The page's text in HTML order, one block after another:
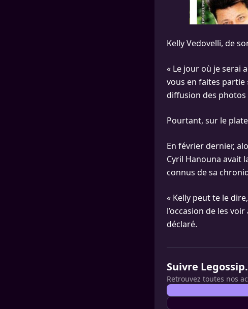
Kelly Vedovelli, de
« Le jour où je serai
vous en faites partie
diffusion des photos
Pourtant, sur le
En février dernier,
Cyril Hanouna avait
connus de sa
« Kelly peut te le
l’occasion de les
déclaré.
Suivre
Retrouvez toutes nos